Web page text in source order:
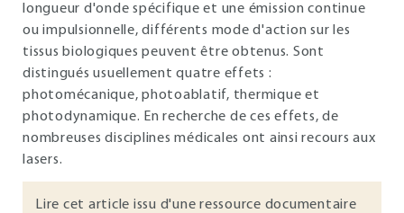
longueur d'onde spécifique et une émission continue
ou impulsionnelle, différents mode d'action sur les
tissus biologiques peuvent être obtenus. Sont
distingués usuellement quatre effets :
photomécanique, photoablatif, thermique et
photodynamique. En recherche de ces effets, de
nombreuses disciplines médicales ont ainsi recours aux
lasers.
Lire cet article issu d'une ressource documentaire